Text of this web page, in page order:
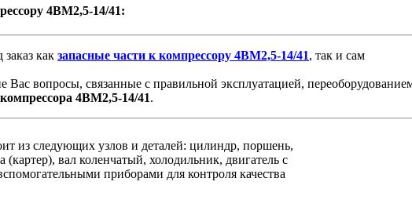
4ВМ2,5-14/41:
как запасные части к компрессору 4ВМ2,5-14/41, так и сам
Вас вопросы, связанные с правильной эксплуатацией,
компрессора 4ВМ2,5-14/41.
из следующих узлов и деталей: цилиндр, поршень,
вал коленчатый, холодильник, двигатель с
приборами для контроля качества